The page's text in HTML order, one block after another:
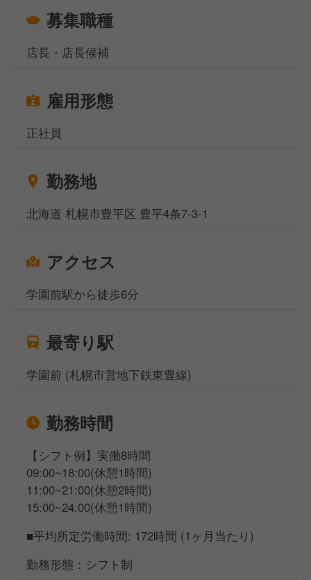
募集職種
店長・店長候補
雇用形態
正社員
勤務地
北海道 札幌市豊平区 豊平4条7-3-1
アクセス
学園前駅から徒歩6分
最寄り駅
学園前 (札幌市営地下鉄東豊線)
勤務時間
【シフト例】実働8時間
09:00~18:00(休憩1時間)
11:00~21:00(休憩2時間)
15:00~24:00(休憩1時間)
■平均所定労働時間: 172時間 (1ヶ月当たり)
勤務形態：シフト制